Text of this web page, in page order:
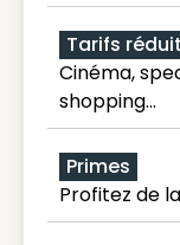
Tarifs
Cinéma,
shopping...
Primes
Profitez de